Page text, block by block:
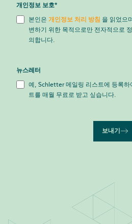
개인정보 보호*
본인은 개인정보 처리 방침 을 읽었으
변하기 위한 목적으로만 전자적으로
의합니다.
뉴스레터
예, Schletter 메일링 리스트에 등록하
트를 매월 무료로 받고 싶습니다.
보내기